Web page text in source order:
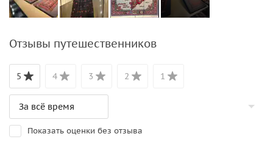
Отзывы путешественников
5 4 3 2 1
Показать оценки без отзыва